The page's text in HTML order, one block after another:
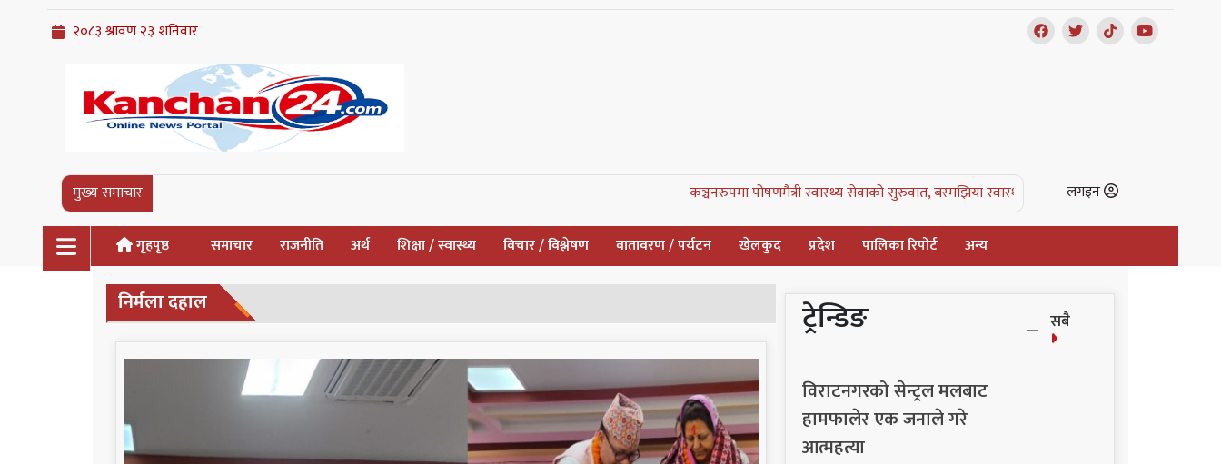
मुख्य समाचार कञ्चनरुपमा पोषणमैत्री स्वास्थ्य सेवाको सुरुवात, बरमझिया स्वास्थ्य चौकी पहिलो घोषित |एक रात जसले
लगइन
गृहपृष्ठ समाचार राजनीति अर्थ शिक्षा / स्वास्थ्य विचार / विश्लेषण वातावरण / पर्यटन खेलकुद प्रदेश पालिका रिपोर्ट अन्य
निर्मला दहाल ट्रेन्डिङ सबै
विराटनगरको सेन्ट्रल मलबाट
हामफालेर एक जनाले गरे
आत्महत्या